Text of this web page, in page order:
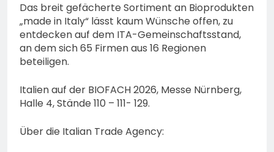
Das breit gefächerte Sortiment an Bioprodukten
„made in Italy“ lässt kaum Wünsche offen, zu
entdecken auf dem ITA-Gemeinschaftsstand,
an dem sich 65 Firmen aus 16 Regionen
beteiligen.
Italien auf der BIOFACH 2026, Messe Nürnberg,
Halle 4, Stände 110 – 111- 129.
Über die Italian Trade Agency: